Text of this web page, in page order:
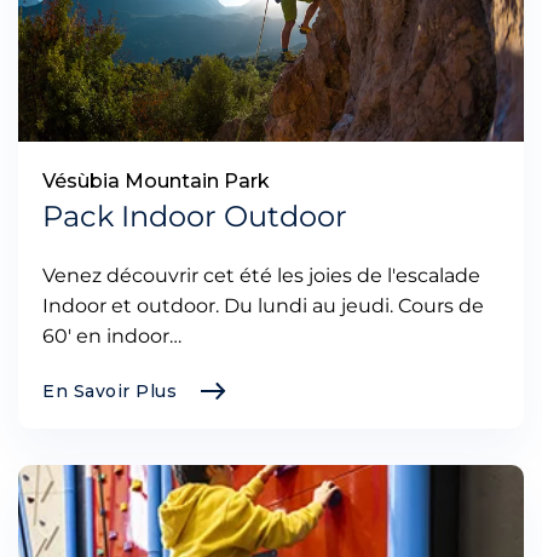
Vésùbia Mountain Park
Pack Indoor Outdoor
Venez découvrir cet été les joies de l'escalade
Indoor et outdoor. Du lundi au jeudi. Cours de
60' en indoor…
En Savoir Plus